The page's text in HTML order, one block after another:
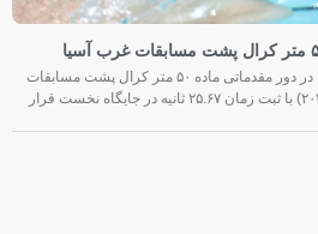
هومر عباسی، شناگر تیم ملی ایران، در دور مقدماتی ماده ۵۰ متر کرال پشت مسابقات